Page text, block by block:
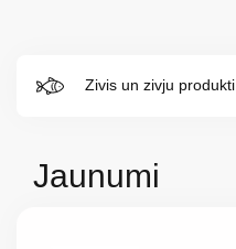
Zivis un zivju produkti
Jaunumi